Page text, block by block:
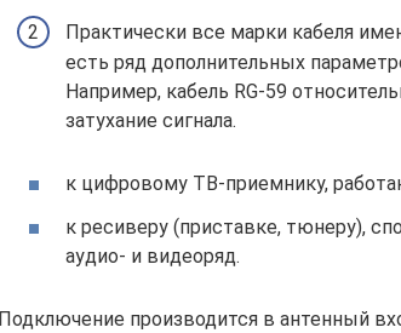
Практически все марки кабеля
есть ряд дополнительных
Например, кабель RG-59
затухание сигнала.
к цифровому ТВ-приемнику,
к ресиверу (приставке, тюнеру),
аудио- и видеоряд.
Подключение производится в антенный